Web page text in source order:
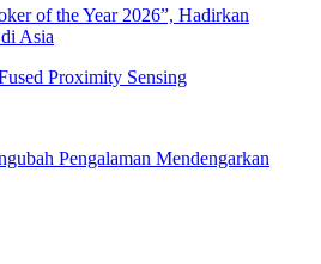
of the Year 2026”, Hadirkan
Asia
Pengalaman Mendengarkan